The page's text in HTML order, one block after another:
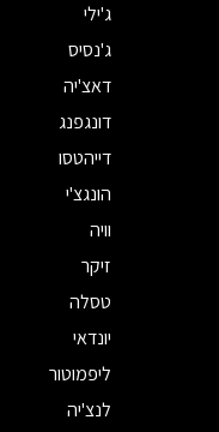
ג'ילי
ג'נסיס
דאצ'יה
דונגפנג
דייהטסו
הונגצ'י
וויה
זיקר
טסלה
יונדאי
ליפמוטור
לנצ'יה